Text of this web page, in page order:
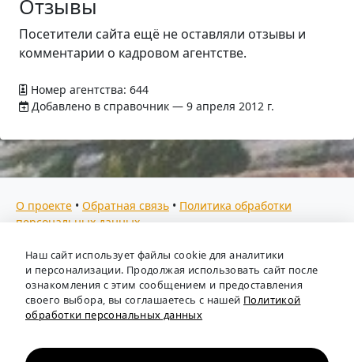
Отзывы
Посетители сайта ещё не оставляли отзывы и
комментарии о кадровом агентстве.
Номер агентства: 644
Добавлено в справочник — 9 апреля 2012 г.
О проекте • Обратная связь • Политика обработки
персональных данных
Мы собираем отзывы, составляем рейтинги и
предоставляем всю информацию о кадровых агентствах
России. Также анализируем ключевые тенденции рынка
труда: отслеживаем динамику зарплат, уровень
безработицы и общую обстановку в отрасли, чтобы вы
Наш сайт использует файлы cookie для аналитики
и персонализации. Продолжая использовать сайт после
ознакомления с этим сообщением и предоставления
своего выбора, вы соглашаетесь с нашей Политикой
обработки персональных данных